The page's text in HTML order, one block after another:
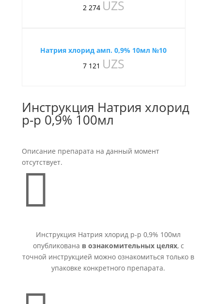
2 274 UZS
Натрия хлорид амп. 0,9% 10мл №10
7 121 UZS
Инструкция Натрия хлорид
р-р 0,9% 100мл
Описание препарата на данный момент
отсутствует.

Инструкция Натрия хлорид р-р 0,9% 100мл
опубликована в ознакомительных целях, с
точной инструкцией можно ознакомиться только в
упаковке конкретного препарата.